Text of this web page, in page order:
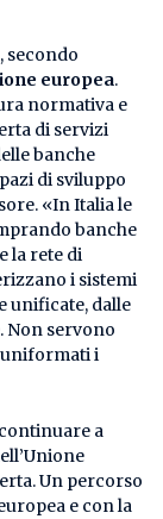
secondo
europea.
normativa e
di servizi
banche
di sviluppo
«In Italia le
banche
la rete di
i sistemi
unificate, dalle
Non servono
uniformati i
a
Un percorso
e con la